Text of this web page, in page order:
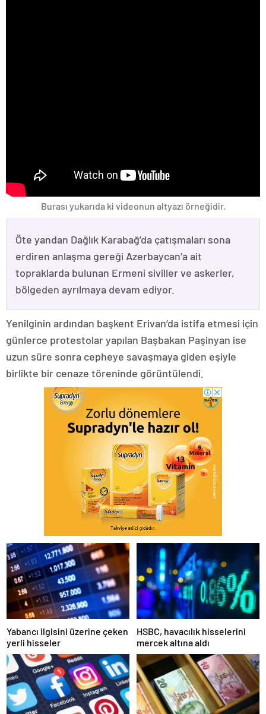
Burası yukarıda ki videonun altyazı örneğidir.
Öte yandan Dağlık Karabağ’da çatışmaları sona
erdiren anlaşma gereği Azerbaycan’a ait
topraklarda bulunan Ermeni siviller ve askerler,
bölgeden ayrılmaya devam ediyor.
Yenilginin ardından başkent Erivan’da istifa etmesi için
günlerce protestolar yapılan Başbakan Paşinyan ise
uzun süre sonra cepheye savaşmaya giden eşiyle
birlikte bir cenaze töreninde görüntülendi.
Yabancı ilgisini üzerine çeken
yerli hisseler
HSBC, havacılık hisselerini
mercek altına aldı